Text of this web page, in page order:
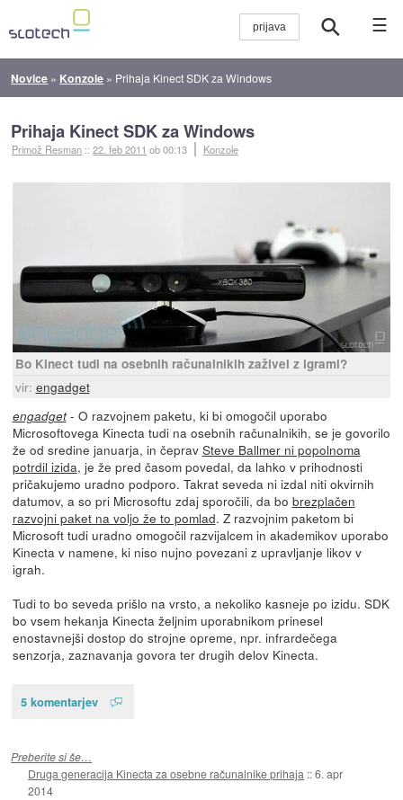
☰
Novice » Konzole » Prihaja Kinect SDK za Windows
Prihaja Kinect SDK za Windows
Primož Resman ::22. feb 2011 ob 00:13 Konzole
Bo Kinect tudi na osebnih računalnikih zaživel z igrami?
vir: engadget
engadget- O razvojnem paketu, ki bi omogočil uporabo
Microsoftovega Kinecta tudi na osebnih računalnikih, se je govorilo
že od sredine januarja, in čeprav Steve Ballmer ni popolnoma
potrdil izida, je že pred časom povedal, da lahko v prihodnosti
pričakujemo uradno podporo. Takrat seveda ni izdal niti okvirnih
datumov, a so pri Microsoftu zdaj sporočili, da bo brezplačen
razvojni paket na voljo že to pomlad. Z razvojnim paketom bi
Microsoft tudi uradno omogočil razvijalcem in akademikov uporabo
Kinecta v namene, ki niso nujno povezani z upravljanje likov v
igrah.
Tudi to bo seveda prišlo na vrsto, a nekoliko kasneje po izidu. SDK
bo vsem hekanja Kinecta željnim uporabnikom prinesel
enostavnejši dostop do strojne opreme, npr. infrardečega
senzorja, zaznavanja govora ter drugih delov Kinecta.
5 komentarjev
Preberite si še…
Druga generacija Kinecta za osebne računalnike prihaja ::6. apr
2014